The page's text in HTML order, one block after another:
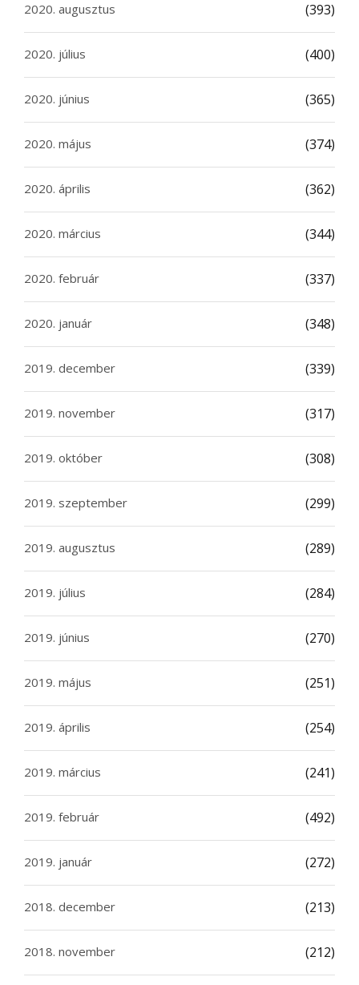
2020. augusztus (393)
2020. július (400)
2020. június (365)
2020. május (374)
2020. április (362)
2020. március (344)
2020. február (337)
2020. január (348)
2019. december (339)
2019. november (317)
2019. október (308)
2019. szeptember (299)
2019. augusztus (289)
2019. július (284)
2019. június (270)
2019. május (251)
2019. április (254)
2019. március (241)
2019. február (492)
2019. január (272)
2018. december (213)
2018. november (212)